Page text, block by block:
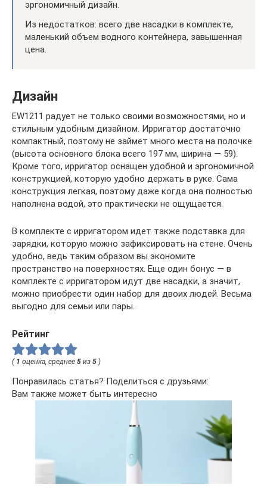
эргономичный дизайн.
Из недостатков: всего две насадки в комплекте,
маленький объем водного контейнера, завышенная
цена.
Дизайн
EW1211 радует не только своими возможностями, но и
стильным удобным дизайном. Ирригатор достаточно
компактный, поэтому не займет много места на полочке
(высота основного блока всего 197 мм, ширина — 59).
Кроме того, ирригатор оснащен удобной и эргономичной
конструкцией, которую удобно держать в руке. Сама
конструкция легкая, поэтому даже когда она полностью
наполнена водой, это практически не ощущается.
В комплекте с ирригатором идет также подставка для
зарядки, которую можно зафиксировать на стене. Очень
удобно, ведь таким образом вы экономите
пространство на поверхностях. Еще один бонус — в
комплекте с ирригатором идут две насадки, а значит,
можно приобрести один набор для двоих людей. Весьма
выгодно для семьи или пары.
Рейтинг
( 1 оценка, среднее 5 из 5 )
Понравилась статья? Поделиться с друзьями:
Вам также может быть интересно